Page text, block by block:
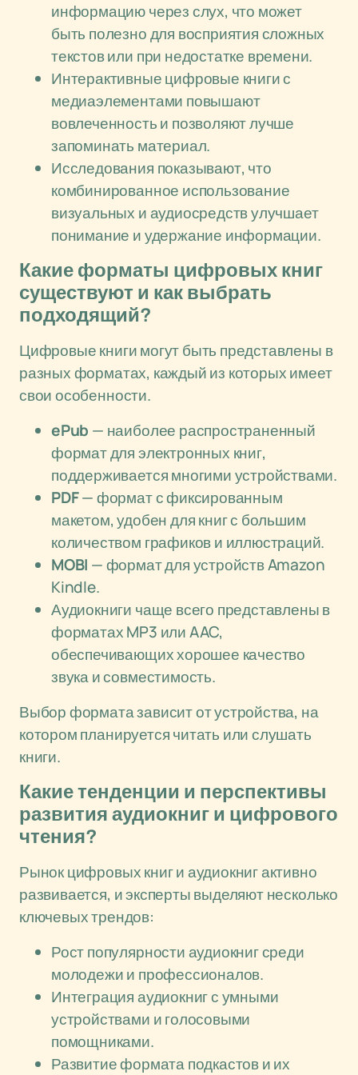
информацию через слух, что может
быть полезно для восприятия сложных
текстов или при недостатке времени.
Интерактивные цифровые книги с
медиаэлементами повышают
вовлеченность и позволяют лучше
запоминать материал.
Исследования показывают, что
комбинированное использование
визуальных и аудиосредств улучшает
понимание и удержание информации.
Какие форматы цифровых книг
существуют и как выбрать
подходящий?
Цифровые книги могут быть представлены в
разных форматах, каждый из которых имеет
свои особенности.
ePub — наиболее распространенный
формат для электронных книг,
поддерживается многими устройствами.
PDF— формат с фиксированным
макетом, удобен для книг с большим
количеством графиков и иллюстраций.
MOBI — формат для устройств Amazon
Kindle.
Аудиокниги чаще всего представлены в
форматах MP3 или AAC,
обеспечивающих хорошее качество
звука и совместимость.
Выбор формата зависит от устройства, на
котором планируется читать или слушать
книги.
Какие тенденции и перспективы
развития аудиокниг и цифрового
чтения?
Рынок цифровых книг и аудиокниг активно
развивается, и эксперты выделяют несколько
ключевых трендов:
Рост популярности аудиокниг среди
молодежи и профессионалов.
Интеграция аудиокниг с умными
устройствами и голосовыми
помощниками.
Развитие формата подкастов и их